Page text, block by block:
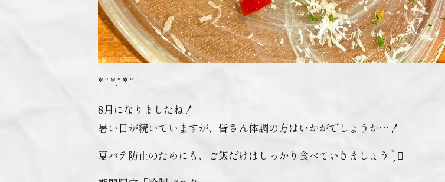
*.ﾟ*.ﾟ*.ﾟ
8月になりましたね！
暑い日が続いていますが、皆さん体調の方はいかがでしょうか…！
夏バテ防止のためにも、ご飯だけはしっかり食べていきましょう- ̗̀ 🏻